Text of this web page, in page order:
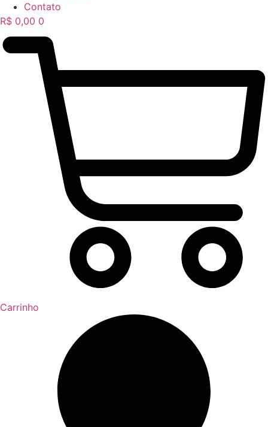
Contato
R$ 0,00 0
Carrinho